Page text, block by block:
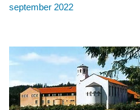
september 2022